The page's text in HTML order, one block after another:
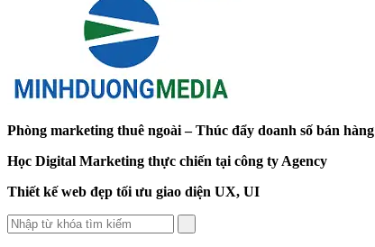
Phòng marketing thuê ngoài – Thúc đẩy doanh số bán hàng
Học Digital Marketing thực chiến tại công ty Agency
Thiết kế web đẹp tối ưu giao diện UX, UI